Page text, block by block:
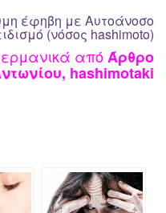
έφηβη με Αυτοάνοσο
(νόσος hashimoto)
απόΆρθρο
hashimotaki